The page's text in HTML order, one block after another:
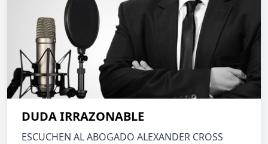
DUDA IRRAZONABLE
ESCUCHEN AL ABOGADO ALEXANDER CROSS